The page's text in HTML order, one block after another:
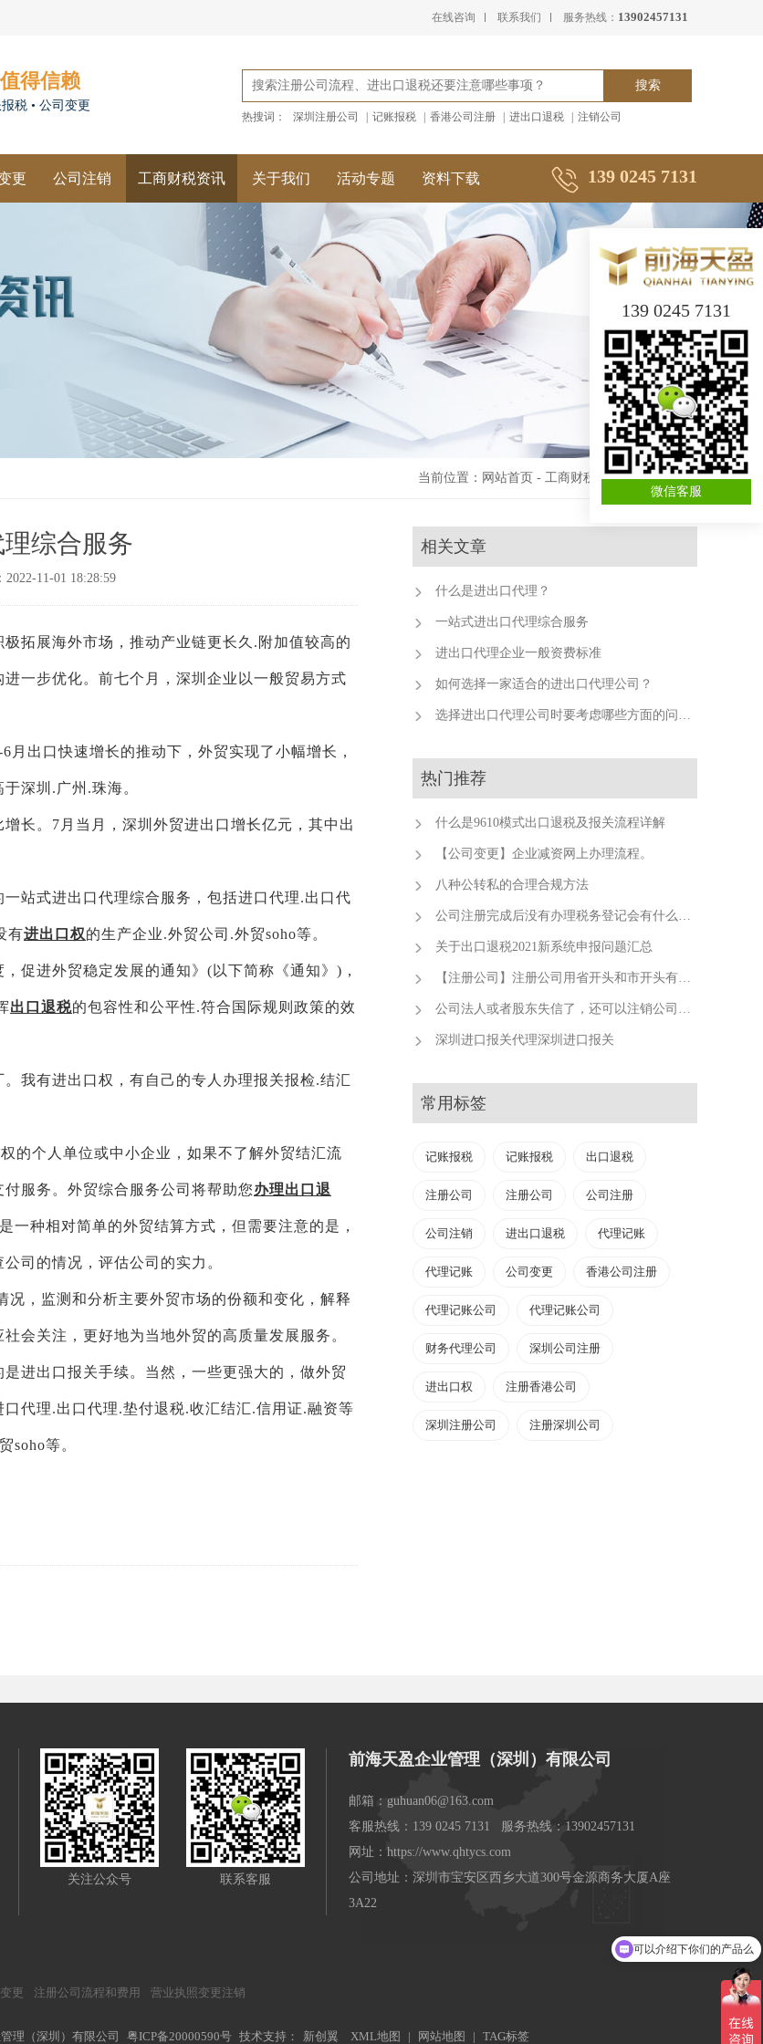
在线咨询 联系我们 服务热线： 13902457131
值得信赖
税 • 公司变更
热搜词： 深圳注册公司 记账报税 香港公司注册 进出口退税 注销公司
更 公司注销 工商财税资讯 关于我们 活动专题 资料下载 139 0245 7131
当前位置： 网站首页 - 工商财税资讯-进出口退税
综合服务
11-01 18:28:59
拓展海外市场，推动产业链更长久.附加值较高的
一步优化。前七个月，深圳企业以一般贸易方式
出口快速增长的推动下，外贸实现了小幅增长，
深圳.广州.珠海。
长。7月当月，深圳外贸进出口增长亿元，其中出
站式进出口代理综合服务，包括进口代理.出口代
有进出口权的生产企业.外贸公司.外贸soho等。
，促进外贸稳定发展的通知》(以下简称《通知》)，
出口退税的包容性和公平性.符合国际规则政策的效
我有进出口权，有自己的专人办理报关报检.结汇
的个人单位或中小企业，如果不了解外贸结汇流
服务。外贸综合服务公司将帮助您办理出口退
一种相对简单的外贸结算方式，但需要注意的是，
司的情况，评估公司的实力。
，监测和分析主要外贸市场的份额和变化，解释
会关注，更好地为当地外贸的高质量发展服务。
进出口报关手续。当然，一些更强大的，做外贸
代理.出口代理.垫付退税.收汇结汇.信用证.融资等
soho等。
相关文章
什么是进出口代理？
一站式进出口代理综合服务
进出口代理企业一般资费标准
如何选择一家适合的进出口代理公司？
选择进出口代理公司时要考虑哪些方面的问题？
热门推荐
什么是9610模式出口退税及报关流程详解
【公司变更】企业减资网上办理流程。
八种公转私的合理合规方法
公司注册完成后没有办理税务登记会有什么后果？
关于出口退税2021新系统申报问题汇总
【注册公司】注册公司用省开头和市开头有什么不同？
公司法人或者股东失信了，还可以注销公司吗？
深圳进口报关代理深圳进口报关
常用标签
记账报税 记账报税 出口退税
注册公司 注册公司 公司注册
公司注销 进出口退税 代理记账
代理记账 公司变更 香港公司注册
代理记账公司 代理记账公司
财务代理公司 深圳公司注册
进出口权 注册香港公司
深圳注册公司 注册深圳公司
关注公众号 联系客服
前海天盈企业管理（深圳）有限公司
邮箱：guhuan06@163.com
客服热线：139 0245 7131 服务热线：13902457131
网址：https://www.qhtycs.com
公司地址：深圳市宝安区西乡大道300号金源商务大厦A座
3A22
更 注册公司流程和费用 营业执照变更注销
理（深圳）有限公司 粤ICP备20000590号 技术支持： 新创翼 XML地图 | 网站地图 | TAG标签
139 0245 7131
微信客服
可以介绍下你们的产品么
你们是怎么收费的呢